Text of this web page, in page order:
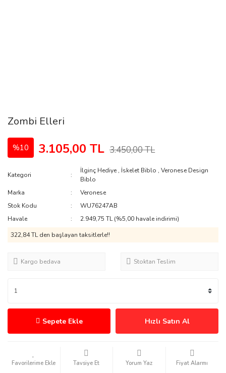
Zombi Elleri
%10 3.105,00 TL 3.450,00 TL
Kategori
İlginç Hediye , İskelet Biblo ,Veronese Design
Biblo
Marka
Veronese
Stok Kodu
WU76247AB
Havale
2.949,75 TL (%5,00 havale indirimi)
322,84 TL den başlayan taksitlerle!!
Kargo bedava Stoktan Teslim
Sepete Ekle Hızlı Satın Al
Tavsiye Et Yorum Yaz Fiyat Alarmı